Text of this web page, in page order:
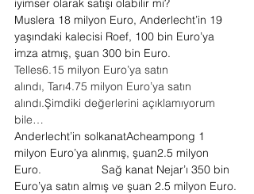
iyimser olarak satışı olabilir mi?
Muslera 18 milyon Euro, Anderlecht’in 19
yaşındaki kalecisi Roef, 100 bin Euro’ya
imza atmış, şuan 300 bin Euro.
Telles6.15 milyon Euro’ya satın
alındı, Tarı4.75 milyon Euro’ya satın
alındı.Şimdiki değerlerini açıklamıyorum
bile…
Anderlecht’in solkanatAcheampong 1
milyon Euro’ya alınmış, şuan2.5 milyon
Euro.                   Sağ kanat Nejar’ı 350 bin
Euro’ya satın almış ve şuan 2.5 milyon Euro.